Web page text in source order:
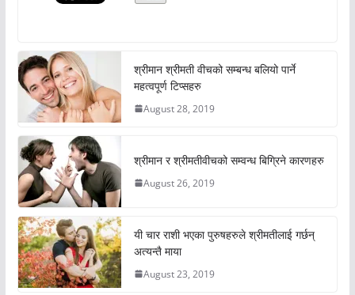
श्रीमान श्रीमती वीचको सम्बन्ध बलियो पार्ने
महत्वपूर्ण टिप्सहरु
August 28, 2019
श्रीमान र श्रीमतीवीचको सम्वन्ध बिग्रिने कारणहरु
August 26, 2019
यी चार राशी भएका पुरुषहरुले श्रीमतीलाई गर्छन्
अत्यन्तै माया
August 23, 2019